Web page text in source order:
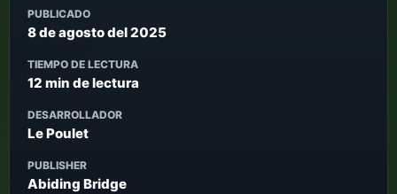
PUBLICADO
8 de agosto del 2025
TIEMPO DE LECTURA
12 min de lectura
DESARROLLADOR
Le Poulet
PUBLISHER
Abiding Bridge